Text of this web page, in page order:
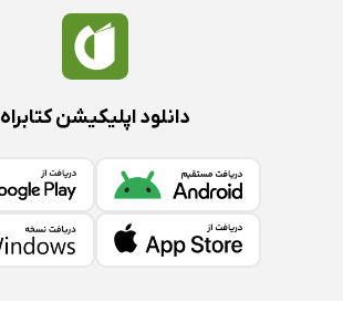
دانلود اپلیکیشن کتابراه